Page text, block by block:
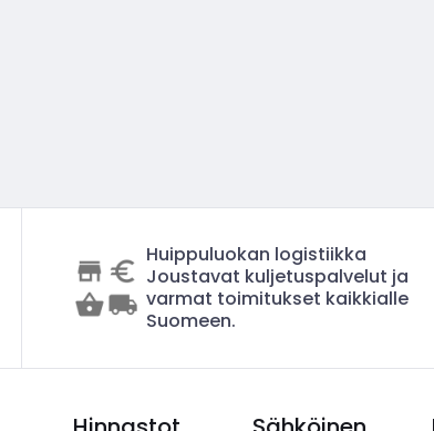
Huippuluokan logistiikka
Joustavat kuljetuspalvelut ja
varmat toimitukset kaikkialle
Suomeen.